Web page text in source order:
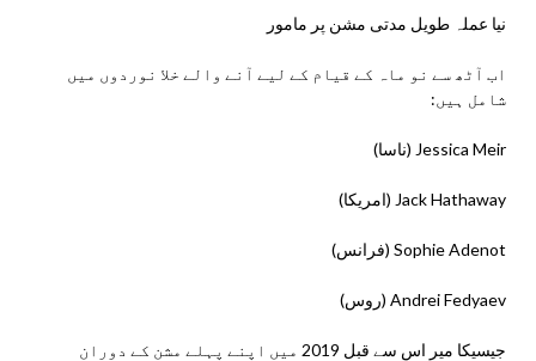
نیا عملہ طویل مدتی مشن پر مامور
اب آٹھ سے نو ماہ کے قیام کے لیے آنے والے خلا نوردوں میں
شامل ہیں:
Jessica Meir (ناسا)
Jack Hathaway (امریکا)
Sophie Adenot (فرانس)
Andrei Fedyaev (روس)
جیسیکا میر اس سے قبل 2019 میں اپنے پہلے مشن کے دوران